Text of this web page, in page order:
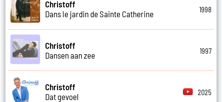
Christoff
Dans le jardin de Sainte Catherine
1998
Christoff
Dansen aan zee
1997
Christoff
Dat gevoel
2025